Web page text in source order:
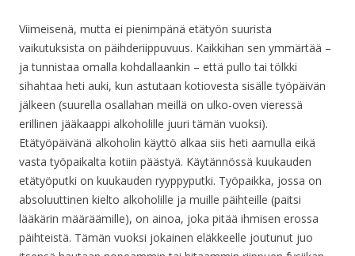
Viimeisenä, mutta ei pienimpänä etätyön suurista
vaikutuksista on päihderiippuvuus. Kaikkihan sen ymmärtää –
ja tunnistaa omalla kohdallaankin – että pullo tai tölkki
sihahtaa heti auki, kun astutaan kotiovesta sisälle työpäivän
jälkeen (suurella osallahan meillä on ulko-oven vieressä
erillinen jääkaappi alkoholille juuri tämän vuoksi).
Etätyöpäivänä alkoholin käyttö alkaa siis heti aamulla eikä
vasta työpaikalta kotiin päästyä. Käytännössä kuukauden
etätyöputki on kuukauden ryyppyputki. Työpaikka, jossa on
absoluuttinen kielto alkoholille ja muille päihteille (paitsi
lääkärin määräämille), on ainoa, joka pitää ihmisen erossa
päihteistä. Tämän vuoksi jokainen eläkkeelle joutunut juo